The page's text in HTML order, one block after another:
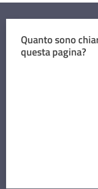
Quanto sono
questa pagina?